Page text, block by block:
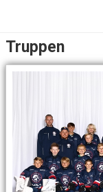
TRUPPEN
DOKUMENT
KONTAKT
Truppen